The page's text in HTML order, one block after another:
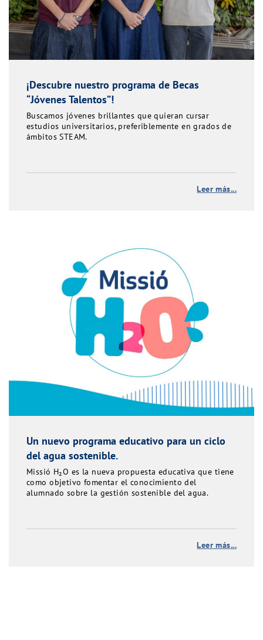
¡Descubre nuestro programa de Becas
“Jóvenes Talentos”!
Buscamos jóvenes brillantes que quieran cursar
estudios universitarios, preferiblemente en grados de
ámbitos STEAM.
Leer más...
Un nuevo programa educativo para un ciclo
del agua sostenible.
Missió H₂O es la nueva propuesta educativa que tiene
como objetivo fomentar el conocimiento del
alumnado sobre la gestión sostenible del agua.
Leer más...